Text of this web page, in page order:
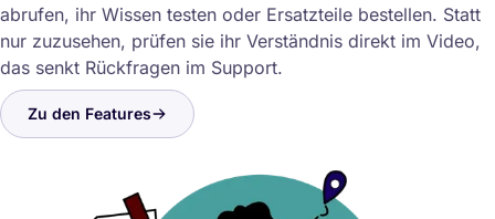
abrufen, ihr Wissen testen oder Ersatzteile bestellen. Statt
nur zuzusehen, prüfen sie ihr Verständnis direkt im Video,
das senkt Rückfragen im Support.
Zu den Features